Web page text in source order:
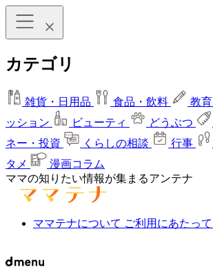
カテゴリ
雑貨・日用品 食品・飲料 教育
ッション
ビューティ どうぶつ
ネー・投資
くらしの相談 行事
タメ
漫画コラム
ママの知りたい情報が集まるアンテナ
ママテナについて ご利用にあたって